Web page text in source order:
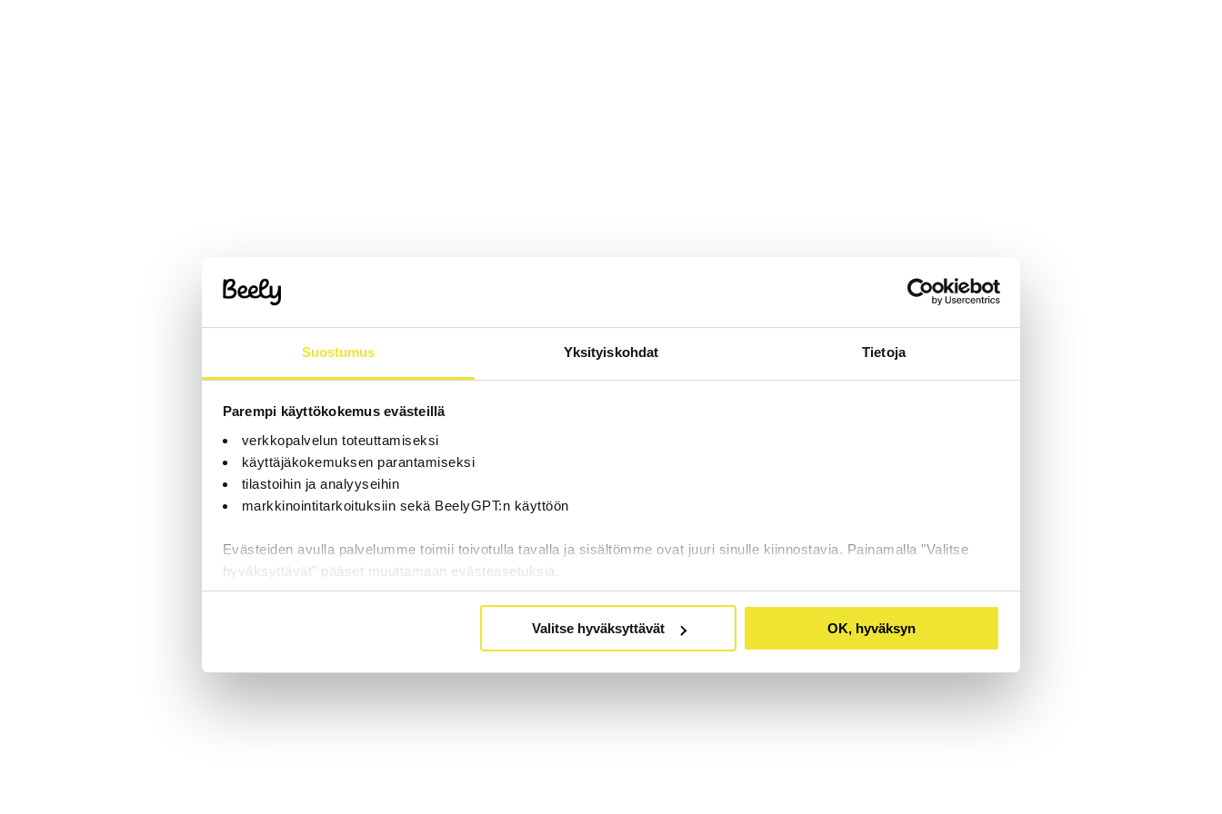
Suostumus Yksityiskohdat Tietoja
Parempi käyttökokemus evästeillä
verkkopalvelun toteuttamiseksi
käyttäjäkokemuksen parantamiseksi
tilastoihin ja analyyseihin
markkinointitarkoituksiin sekä BeelyGPT:n käyttöön
Evästeiden avulla palvelumme toimii toivotulla tavalla ja sisältömme ovat juuri sinulle kiinnostavia. Painamalla "Valitse
hyväksyttävät" pääset muuttamaan evästeasetuksia.
Valitse hyväksyttävät OK, hyväksyn